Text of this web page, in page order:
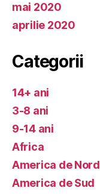
mai 2020
aprilie 2020
Categorii
14+ ani
3-8 ani
9-14 ani
Africa
America de Nord
America de Sud